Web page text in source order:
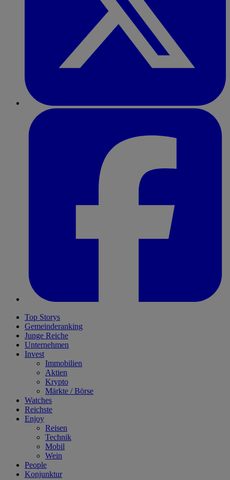
Top Storys
Gemeinderanking
Junge Reiche
Unternehmen
Invest
Immobilien
Aktien
Krypto
Märkte / Börse
Watches
Reichste
Enjoy
Reisen
Technik
Mobil
Wein
People
Konjunktur